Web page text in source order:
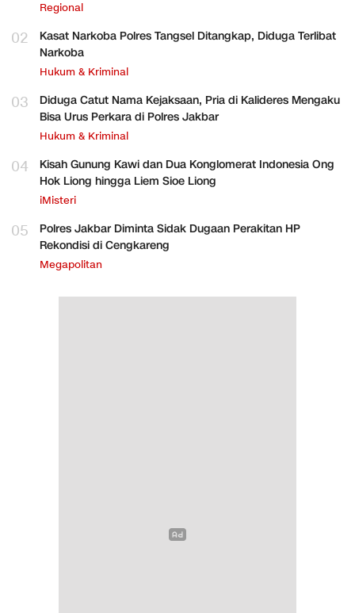
Regional
02
Kasat Narkoba Polres Tangsel Ditangkap, Diduga Terlibat
Narkoba
Hukum & Kriminal
03
Diduga Catut Nama Kejaksaan, Pria di Kalideres Mengaku
Bisa Urus Perkara di Polres Jakbar
Hukum & Kriminal
04
Kisah Gunung Kawi dan Dua Konglomerat Indonesia Ong
Hok Liong hingga Liem Sioe Liong
iMisteri
05
Polres Jakbar Diminta Sidak Dugaan Perakitan HP
Rekondisi di Cengkareng
Megapolitan